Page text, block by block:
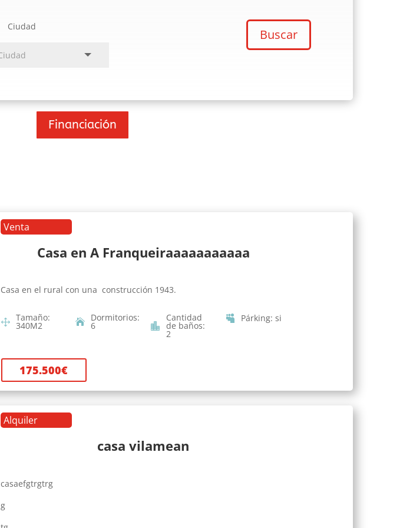
Ciudad
Buscar
Financiación
Venta
Casa en A Franqueiraaaaaaaaaaa
Casa en el rural con una construcción 1943.
Tamaño:
340M2
Dormitorios:
6
Cantidad
de baños:
2
Párking:si
175.500€
Alquiler
casa vilamean
casaefgtrgtrg
g